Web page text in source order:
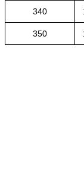
340
350